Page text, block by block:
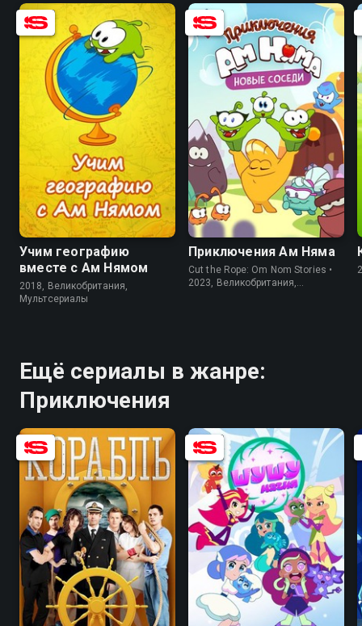
8.5
Учим географию
вместе с Ам Нямом
2018, Великобритания,
Мультсериалы
8.2
Приключения Ам Няма
Cut the Rope: Om Nom Stories •
2023, Великобритания,
Ещё сериалы в жанре:
Приключения